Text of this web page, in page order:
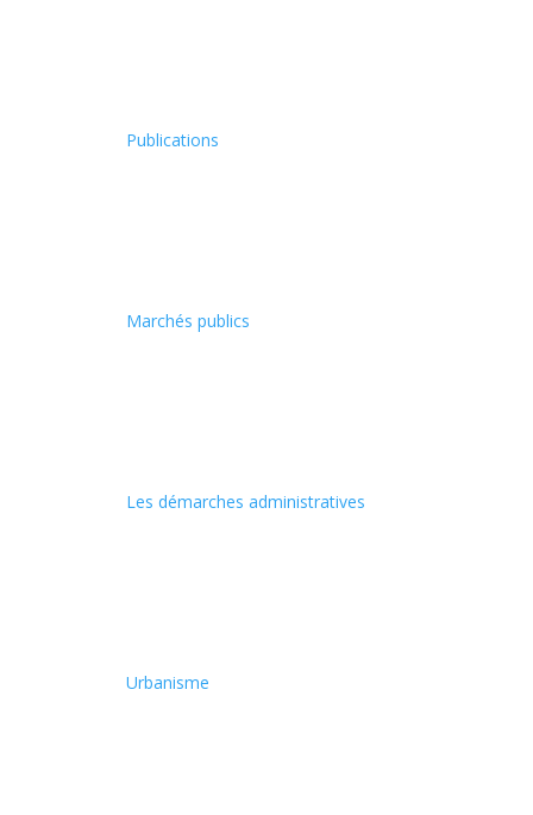
Publications
Marchés publics
Les démarches administratives
Urbanisme